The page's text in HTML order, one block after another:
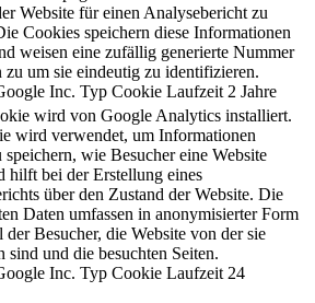
Website für einen Analysebericht zu
Cookies speichern diese Informationen
weisen eine zufällig generierte Nummer
zu um sie eindeutig zu identifizieren.
Inc. Typ Cookie Laufzeit 2 Jahre
wird von Google Analytics installiert.
wird verwendet, um Informationen
speichern, wie Besucher eine Website
hilft bei der Erstellung eines
über den Zustand der Website. Die
Daten umfassen in anonymisierter Form
der Besucher, die Website von der sie
sind und die besuchten Seiten.
Inc. Typ Cookie Laufzeit 24